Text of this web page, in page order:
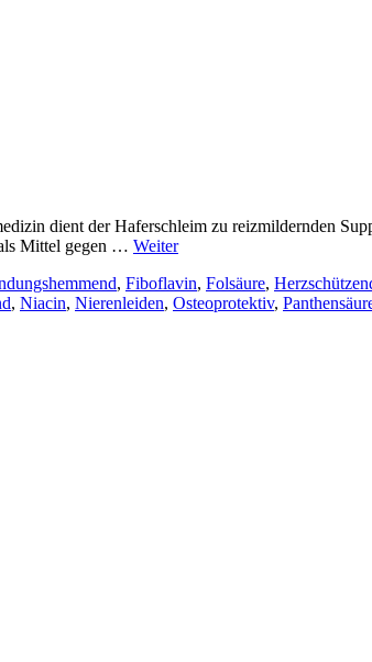
dient der Haferschleim zu reizmildernden
Mittel gegen … Weiter
, Fiboflavin, Folsäure,
, Niacin, Nierenleiden, Osteoprotektiv,